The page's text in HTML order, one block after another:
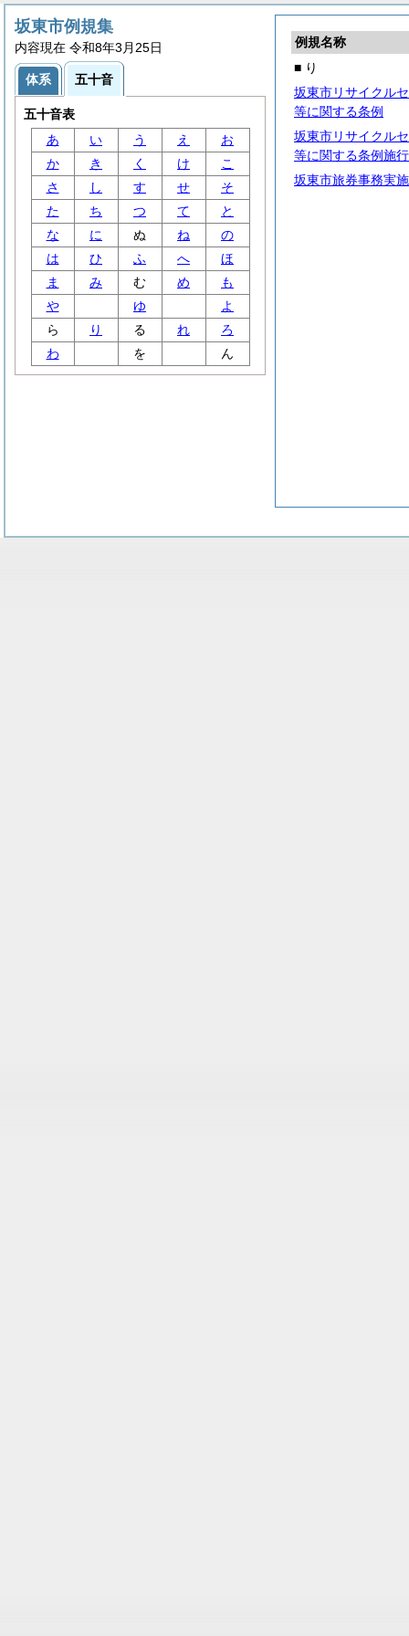
例規名称
■ り
坂東市リサイクル
等に関する条例
坂東市リサイクル
等に関する条例施
坂東市旅券事務実
坂東市例規集
内容現在 令和8年3月25日
体系 五十音
五十音表
あ
い う え
お
か
き く け
こ
さ
し す せ
そ
た
ち つ て
と
な
に ぬ ね
の
は
ひ ふ へ
ほ
ま
み む め
も
や
ゆ
よ
ら
り る れ
ろ
わ
を ん